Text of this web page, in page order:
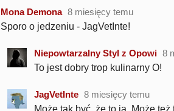
Mona Demona 8 miesięcy temu
Sporo o jedzeniu - JagVetInte!
Niepowtarzalny Styl z Opowi 8
To jest dobry trop kulinarny O!
JagVetInte 8 miesięcy temu
Może tak być, że to ja. Może też